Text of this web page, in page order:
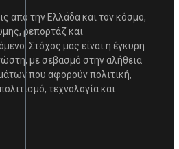
από την Ελλάδα και τον κόσμο,
ρεπορτάζ και
Στόχος μας είναι η έγκυρη
με σεβασμό στην αλήθεια
που αφορούν πολιτική,
τεχνολογία και